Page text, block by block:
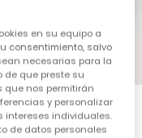
7 8
croissants
en su equipo a
consentimiento, salvo
necesarias para la
de que preste su
que nos permitirán
y personalizar
intereses individuales.
de datos personales